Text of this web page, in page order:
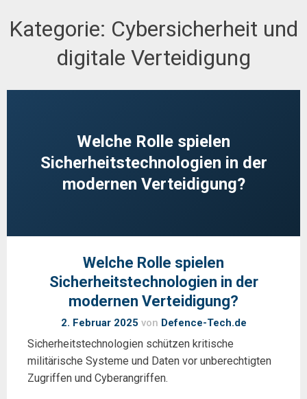
Kategorie: Cybersicherheit und
digitale Verteidigung
Welche Rolle spielen
Sicherheitstechnologien in der
modernen Verteidigung?
Welche Rolle spielen
Sicherheitstechnologien in der
modernen Verteidigung?
2. Februar 2025 von Defence-Tech.de
Sicherheitstechnologien schützen kritische
militärische Systeme und Daten vor unberechtigten
Zugriffen und Cyberangriffen.